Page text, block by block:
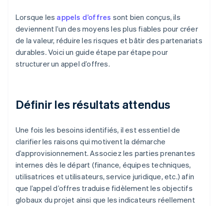
Lorsque les appels d’offres sont bien conçus, ils
deviennent l’un des moyens les plus fiables pour créer
de la valeur, réduire les risques et bâtir des partenariats
durables. Voici un guide étape par étape pour
structurer un appel d’offres.
Définir les résultats attendus
Une fois les besoins identifiés, il est essentiel de
clarifier les raisons qui motivent la démarche
d’approvisionnement. Associez les parties prenantes
internes dès le départ (finance, équipes techniques,
utilisatrices et utilisateurs, service juridique, etc.) afin
que l’appel d’offres traduise fidèlement les objectifs
globaux du projet ainsi que les indicateurs réellement